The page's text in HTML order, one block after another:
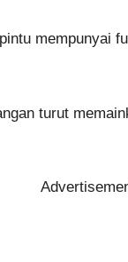
mempunyai
turut